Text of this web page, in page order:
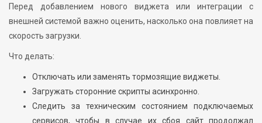
Перед добавлением нового виджета или интеграции с
внешней системой важно оценить, насколько она повлияет на
скорость загрузки.
Что делать:
Отключать или заменять тормозящие виджеты.
Загружать сторонние скрипты асинхронно.
Следить за техническим состоянием подключаемых
сервисов, чтобы в случае их сбоя сайт продолжал